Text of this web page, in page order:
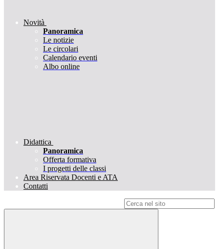
Novità
Panoramica
Le notizie
Le circolari
Calendario eventi
Albo online
Didattica
Panoramica
Offerta formativa
I progetti delle classi
Area Riservata Docenti e ATA
Contatti